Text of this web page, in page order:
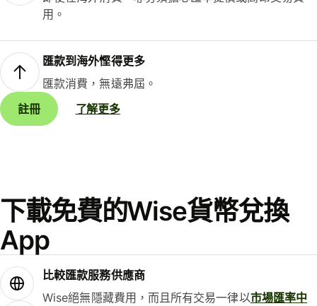
用。
匯款到海外慳得更多
匯款消費，無遠弗屆。
註冊
了解更多
下載免費的Wise貨幣兌換
App
比較匯款服務供應商
Wise絕無隱藏費用，而且所有交易一律以市場匯率中